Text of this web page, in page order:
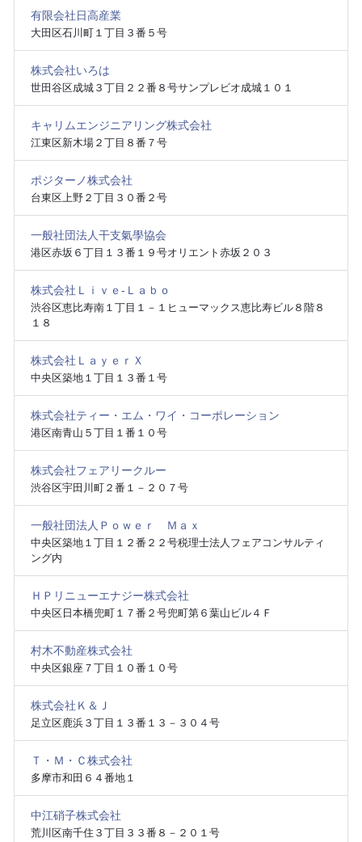
有限会社日高産業
大田区石川町１丁目３番５号
株式会社いろは
世田谷区成城３丁目２２番８号サンプレビオ成城１０１
キャリムエンジニアリング株式会社
江東区新木場２丁目８番７号
ポジターノ株式会社
台東区上野２丁目３０番２号
一般社団法人干支氣學協会
港区赤坂６丁目１３番１９号オリエント赤坂２０３
株式会社Ｌｉｖｅ‐Ｌａｂｏ
渋谷区恵比寿南１丁目１－１ヒューマックス恵比寿ビル８階８
１８
株式会社ＬａｙｅｒＸ
中央区築地１丁目１３番１号
株式会社ティー・エム・ワイ・コーポレーション
港区南青山５丁目１番１０号
株式会社フェアリークルー
渋谷区宇田川町２番１－２０７号
一般社団法人Ｐｏｗｅｒ Ｍａｘ
中央区築地１丁目１２番２２号税理士法人フェアコンサルティ
ング内
ＨＰリニューエナジー株式会社
中央区日本橋兜町１７番２号兜町第６葉山ビル４Ｆ
村木不動産株式会社
中央区銀座７丁目１０番１０号
株式会社Ｋ＆Ｊ
足立区鹿浜３丁目１３番１３－３０４号
Ｔ・Ｍ・Ｃ株式会社
多摩市和田６４番地１
中江硝子株式会社
荒川区南千住３丁目３３番８－２０１号